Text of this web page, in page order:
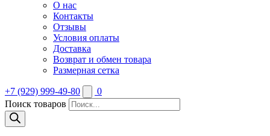
О нас
Контакты
Отзывы
Условия оплаты
Доставка
Возврат и обмен товара
Размерная сетка
+7 (929) 999-49-80
0
Поиск товаров